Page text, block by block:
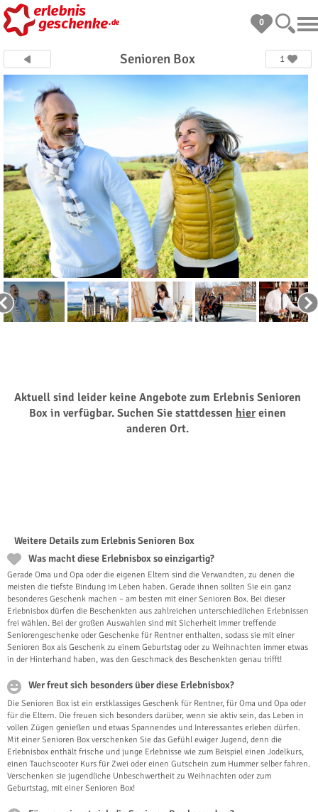
0
Senioren Box 1
Aktuell sind leider keine Angebote zum Erlebnis Senioren
Box in verfügbar. Suchen Sie stattdessen hiereinen
anderen Ort.
Weitere Details zum Erlebnis Senioren Box
Was macht diese Erlebnisbox so einzigartig?
Gerade Oma und Opa oder die eigenen Eltern sind die Verwandten, zu denen die
meisten die tiefste Bindung im Leben haben. Gerade ihnen sollten Sie ein ganz
besonderes Geschenk machen – am besten mit einer Senioren Box. Bei dieser
Erlebnisbox dürfen die Beschenkten aus zahlreichen unterschiedlichen Erlebnissen
frei wählen. Bei der großen Auswahlen sind mit Sicherheit immer treffende
Seniorengeschenke oder Geschenke für Rentner enthalten, sodass sie mit einer
Senioren Box als Geschenk zu einem Geburtstag oder zu Weihnachten immer etwas
in der Hinterhand haben, was den Geschmack des Beschenkten genau trifft!
Wer freut sich besonders über diese Erlebnisbox?
Die Senioren Box ist ein erstklassiges Geschenk für Rentner, für Oma und Opa oder
für die Eltern. Die freuen sich besonders darüber, wenn sie aktiv sein, das Leben in
vollen Zügen genießen und etwas Spannendes und Interessantes erleben dürfen.
Mit einer Senioren Box verschenken Sie das Gefühl ewiger Jugend, denn die
Erlebnisbox enthält frische und junge Erlebnisse wie zum Beispiel einen Jodelkurs,
einen Tauchscooter Kurs für Zwei oder einen Gutschein zum Hummer selber fahren.
Verschenken sie jugendliche Unbeschwertheit zu Weihnachten oder zum
Geburtstag, mit einer Senioren Box!